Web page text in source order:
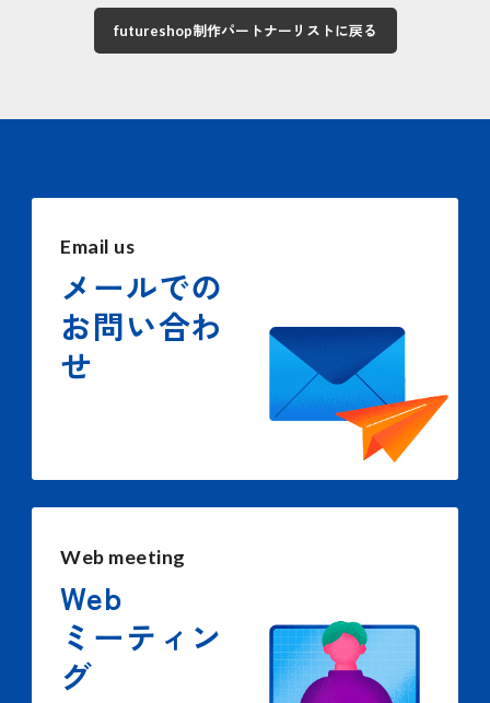
futureshop制作パートナーリストに戻る
Email us
メールでの
お問い合わ
せ
Web meeting
Web
ミーティン
グ